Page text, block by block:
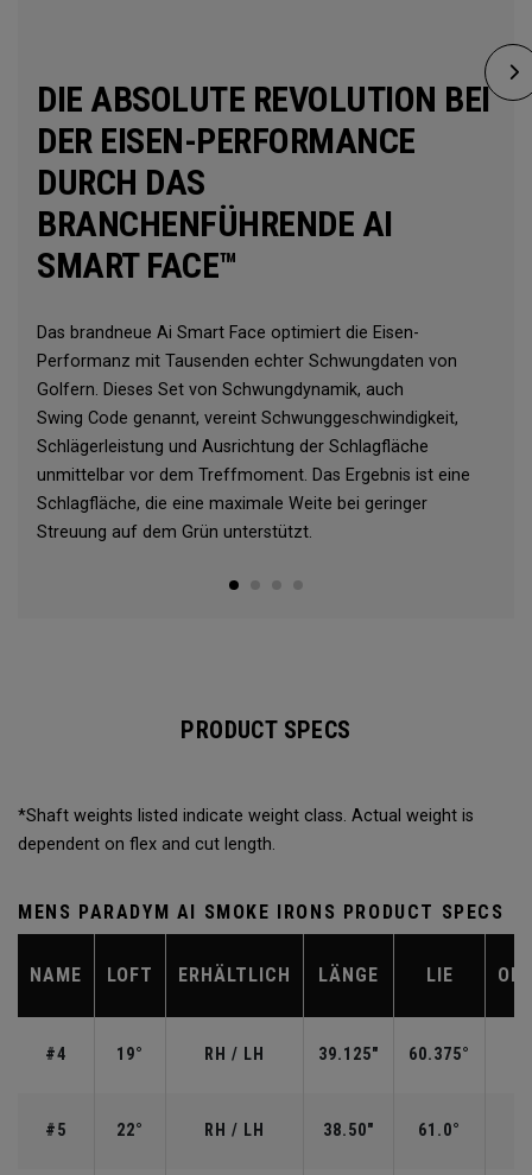
DIE ABSOLUTE REVOLUTION BEI
DER EISEN-PERFORMANCE
DURCH DAS
BRANCHENFÜHRENDE AI
SMART FACE™
Das brandneue Ai Smart Face optimiert die Eisen-
Performanz mit Tausenden echter Schwungdaten von
Golfern. Dieses Set von Schwungdynamik, auch
Swing Code genannt, vereint Schwunggeschwindigkeit,
Schlägerleistung und Ausrichtung der Schlagfläche
unmittelbar vor dem Treffmoment. Das Ergebnis ist eine
Schlagfläche, die eine maximale Weite bei geringer
Streuung auf dem Grün unterstützt.
PRODUCT SPECS
*Shaft weights listed indicate weight class. Actual weight is
dependent on flex and cut length.
MENS PARADYM AI SMOKE IRONS PRODUCT SPECS
NAME LOFT ERHÄLTLICH LÄNGE LIE
#4 19° RH / LH 39.125" 60.375°
#5 22° RH / LH 38.50" 61.0°